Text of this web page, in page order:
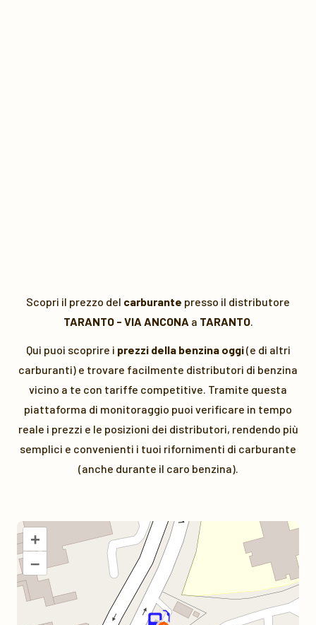
Scopri il prezzo del carburante presso il distributore
TARANTO - VIA ANCONA a TARANTO.
Qui puoi scoprire i prezzi della benzina oggi(e di altri
carburanti) e trovare facilmente distributori di benzina
vicino a te con tariffe competitive. Tramite questa
piattaforma di monitoraggio puoi verificare in tempo
reale i prezzi e le posizioni dei distributori, rendendo più
semplici e convenienti i tuoi rifornimenti di carburante
(anche durante il caro benzina).
+
–